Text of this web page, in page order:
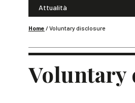
Attualità
Home /Voluntary disclosure
Voluntary